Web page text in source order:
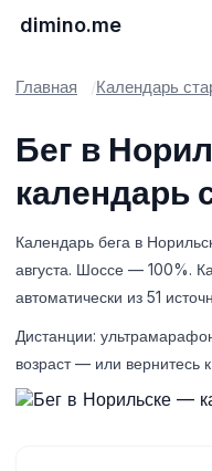
dimino.me
Главная Календарь
Бег в
календарь
Календарь бега в
августа. Шоссе — 100%.
автоматически из 51
Дистанции:
возраст — или вернитесь